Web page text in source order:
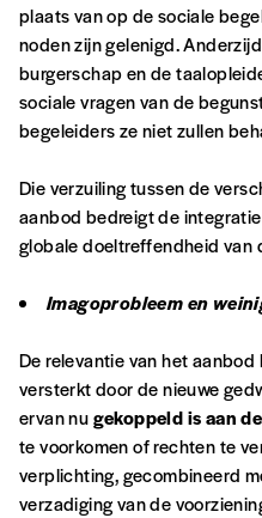
plaats van op de sociale
noden zijn gelenigd.
burgerschap en de
sociale vragen van de
begeleiders ze niet zullen
Die verzuiling tussen de
aanbod bedreigt de
globale doeltreffendheid van
Imagoprobleem en
De relevantie van het
versterkt door de nieuwe
ervan nugekoppeld is aan
te voorkomen of rechten te
verplichting, gecombineerd
verzadiging van de